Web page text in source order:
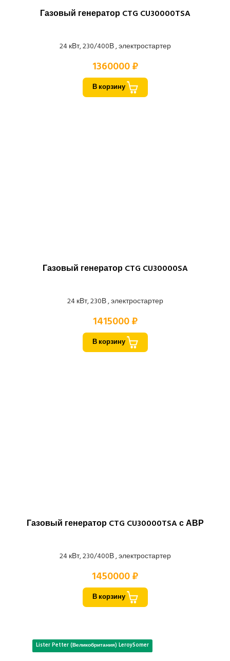
Газовый генератор CTG CU30000TSA
24 кВт, 230/400В , электростартер
1360000 ₽
В корзину
Газовый генератор CTG CU30000SA
24 кВт, 230В , электростартер
1415000 ₽
В корзину
Газовый генератор CTG CU30000TSA с АВР
24 кВт, 230/400В , электростартер
1450000 ₽
В корзину
Lister Petter (Великобритания) LeroySomer